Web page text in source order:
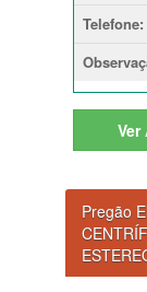
Telefone:
Ver
Pregão